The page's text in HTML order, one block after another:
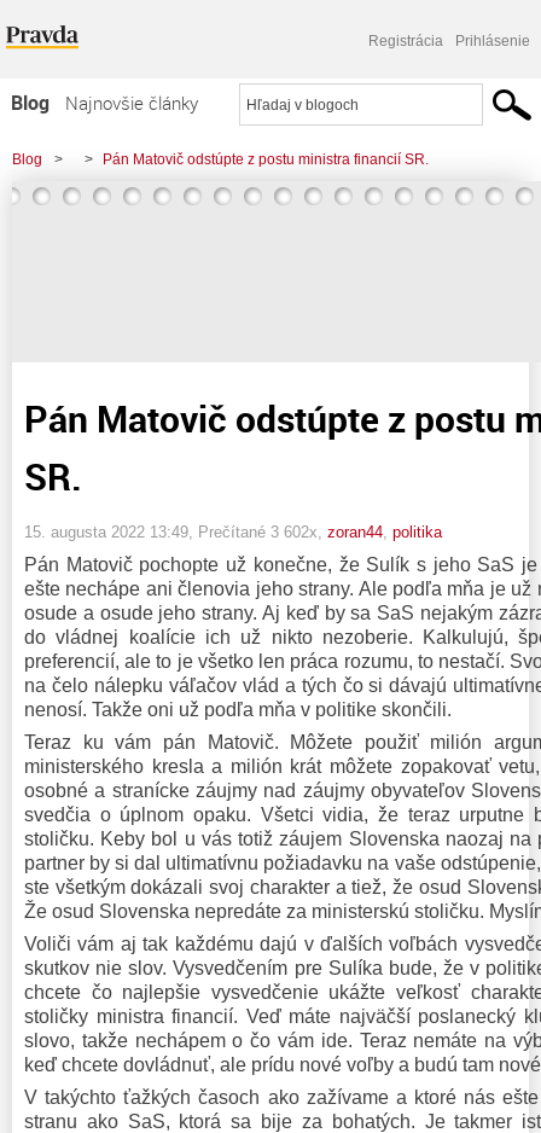
Registrácia Prihlásenie
Blog
Najnovšie články
Najčítanejšie články
Najkomentovanejšie články
Blog > > Pán Matovič odstúpte z postu ministra financií SR.
Pán Matovič odstúpte z postu
SR.
15. augusta 2022 13:49 , Prečítané 3 602x, zoran44 politika
Pán Matovič pochopte už konečne, že Sulík s jeho SaS
ešte nechápe ani členovia jeho strany. Ale podľa mňa je už
osude a osude jeho strany. Aj keď by sa SaS nejakým
do vládnej koalície ich už nikto nezoberie. Kalkulujú,
preferencií, ale to je všetko len práca rozumu, to nestačí.
na čelo nálepku váľačov vlád a tých čo si dávajú
nenosí. Takže oni už podľa mňa v politike skončili.
Teraz ku vám pán Matovič. Môžete použiť milión
ministerského kresla a milión krát môžete zopakovať
osobné a stranícke záujmy nad záujmy obyvateľov
svedčia o úplnom opaku. Všetci vidia, že teraz urputne
stoličku. Keby bol u vás totiž záujem Slovenska naozaj na
partner by si dal ultimatívnu požiadavku na vaše
ste všetkým dokázali svoj charakter a tiež, že osud
Že osud Slovenska nepredáte za ministerskú stoličku.
Voliči vám aj tak každému dajú v ďalších voľbách
skutkov nie slov. Vysvedčením pre Sulíka bude, že v
chcete čo najlepšie vysvedčenie ukážte veľkosť
stoličky ministra financií. Veď máte najväčší poslanecký
slovo, takže nechápem o čo vám ide. Teraz nemáte na
keď chcete dovládnuť, ale prídu nové voľby a budú tam
V takýchto ťažkých časoch ako zažívame a ktoré nás
stranu ako SaS, ktorá sa bije za bohatých. Je takmer